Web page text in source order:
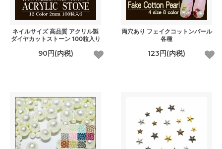
ネイルサイズ 高品質 アクリル製
ダイヤカットストーン 100粒入り
90円(内税)
両穴あり フェイクコットンパール
各種
123円(内税)